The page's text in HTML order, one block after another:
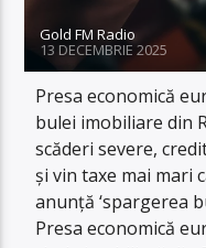
Gold FM Radio
13 DECEMBRIE 2025
Presa economică
bulei imobiliare din
scăderi severe,
și vin taxe mai mari
anunță ‘spargerea
Presa economică